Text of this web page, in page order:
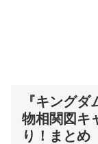
『キング
物相関図キ
り！まとめ